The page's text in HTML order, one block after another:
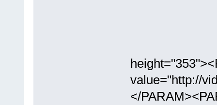
value="http://
</